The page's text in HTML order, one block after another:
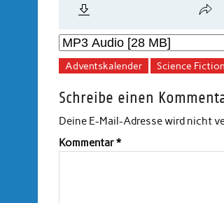
Adventskalender Science Fiction
Schreibe einen
Deine E-Mail-Adresse wird nicht
Kommentar*